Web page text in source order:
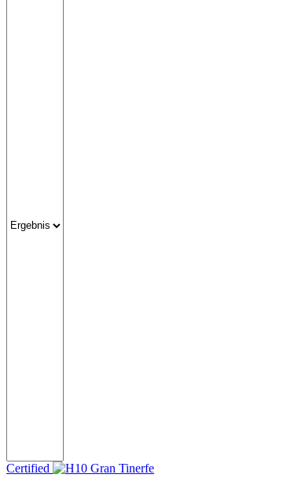
Certified